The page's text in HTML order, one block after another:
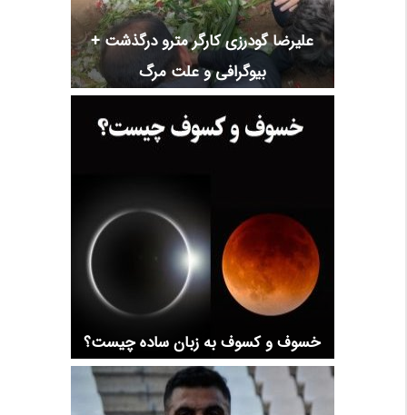
علیرضا گودرزی کارگر مترو درگذشت +
بیوگرافی و علت مرگ
خسوف و کسوف به زبان ساده چیست؟